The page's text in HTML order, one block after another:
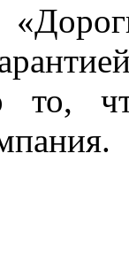
то,